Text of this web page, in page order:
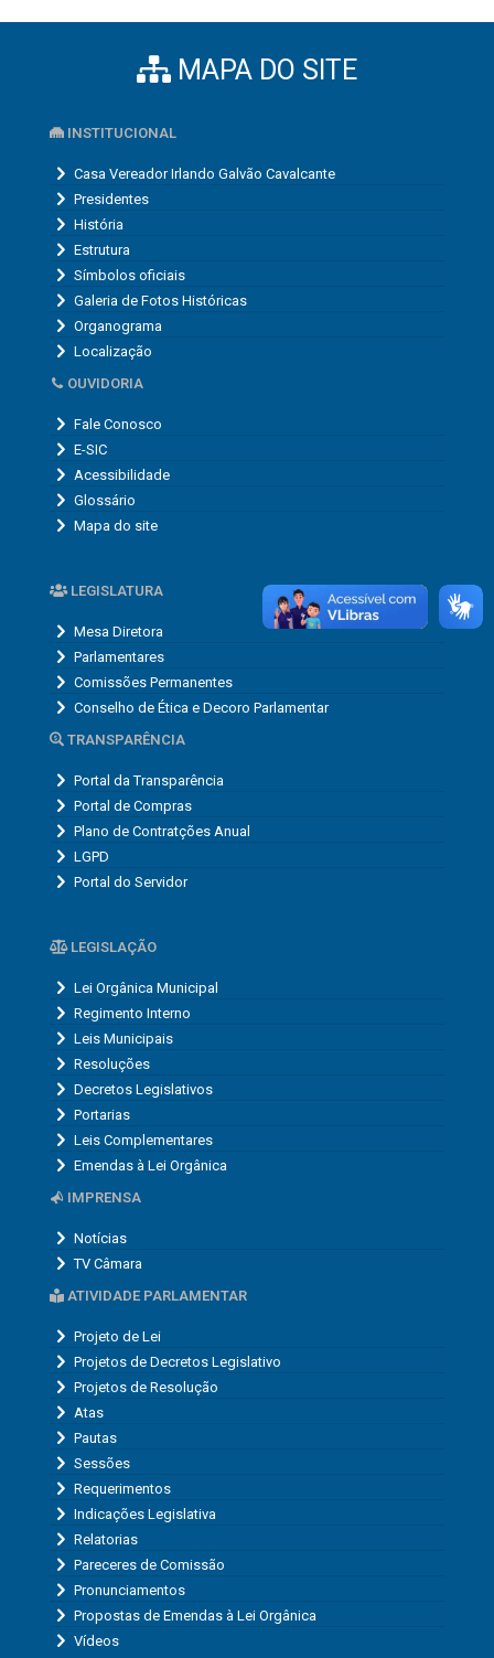
MAPA DO SITE
INSTITUCIONAL
Casa Vereador Irlando Galvão Cavalcante
Presidentes
História
Estrutura
Símbolos oficiais
Galeria de Fotos Históricas
Organograma
Localização
OUVIDORIA
Fale Conosco
E-SIC
Acessibilidade
Glossário
Mapa do site
LEGISLATURA
Mesa Diretora
Parlamentares
Comissões Permanentes
Conselho de Ética e Decoro Parlamentar
TRANSPARÊNCIA
Portal da Transparência
Portal de Compras
Plano de Contratções Anual
LGPD
Portal do Servidor
LEGISLAÇÃO
Lei Orgânica Municipal
Regimento Interno
Leis Municipais
Resoluções
Decretos Legislativos
Portarias
Leis Complementares
Emendas à Lei Orgânica
IMPRENSA
Notícias
TV Câmara
ATIVIDADE PARLAMENTAR
Projeto de Lei
Projetos de Decretos Legislativo
Projetos de Resolução
Atas
Pautas
Sessões
Requerimentos
Indicações Legislativa
Relatorias
Pareceres de Comissão
Pronunciamentos
Propostas de Emendas à Lei Orgânica
Vídeos